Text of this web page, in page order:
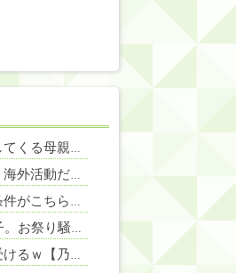
人の睡眠と食事に過剰に口を出してくる母親と彼氏うるさい…薬を飲まないと眠れない苦しさも知らないくせに「薬やめな」、食べたくない時に「一口食べて」としつこい無神経すぎる！！
福岡県議会「海外旅行じゃない、海外活動だ！」→視察費2.65億円公開で再炎上ｗｗｗ
【衝撃】浅田真央ちゃんの婚活条件がこちら←むしろコレは普通じゃね？w w w w w w w w
90年ぶりに誕生した待望の女の子。お祭り騒ぎの義実家の一方で、近所の婦人会メンバーから「死なないといいね」と不吉な言葉を何度も繰り返されてしまう・・・
冨里奈央ちゃん、大ダメージを受けるｗ【乃木坂46】